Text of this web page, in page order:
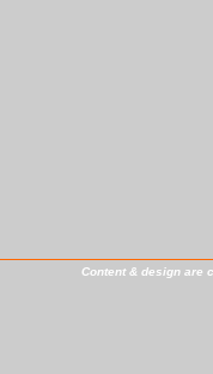
Content & design